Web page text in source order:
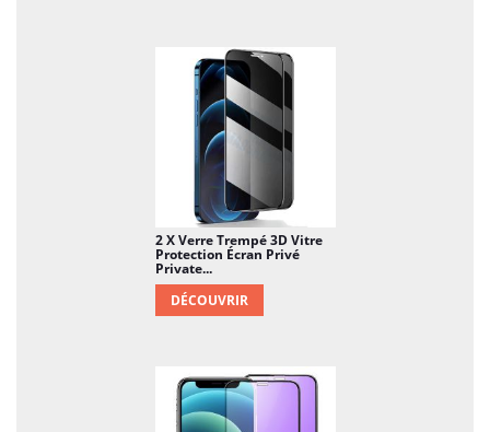
2 X Verre Trempé 3D Vitre
Protection Écran Privé
Private...
DÉCOUVRIR